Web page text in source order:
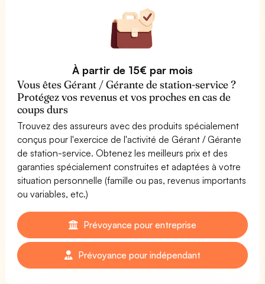
À partir de 15€ par mois
Vous êtes Gérant / Gérante de station-service ?
Protégez vos revenus et vos proches en cas de
coups durs
Trouvez des assureurs avec des produits spécialement
conçus pour l'exercice de l'activité de Gérant / Gérante
de station-service. Obtenez les meilleurs prix et des
garanties spécialement construites et adaptées à votre
situation personnelle (famille ou pas, revenus importants
ou variables, etc.)
Prévoyance pour entreprise
Prévoyance pour indépendant